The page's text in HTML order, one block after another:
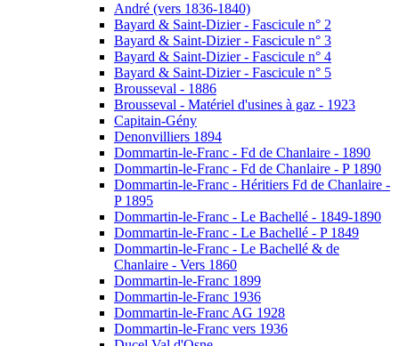
André (vers 1836-1840)
Bayard & Saint-Dizier - Fascicule n° 2
Bayard & Saint-Dizier - Fascicule n° 3
Bayard & Saint-Dizier - Fascicule n° 4
Bayard & Saint-Dizier - Fascicule n° 5
Brousseval - 1886
Brousseval - Matériel d'usines à gaz - 1923
Capitain-Gény
Denonvilliers 1894
Dommartin-le-Franc - Fd de Chanlaire - 1890
Dommartin-le-Franc - Fd de Chanlaire - P 1890
Dommartin-le-Franc - Héritiers Fd de Chanlaire -
P 1895
Dommartin-le-Franc - Le Bachellé - 1849-1890
Dommartin-le-Franc - Le Bachellé - P 1849
Dommartin-le-Franc - Le Bachellé & de
Chanlaire - Vers 1860
Dommartin-le-Franc 1899
Dommartin-le-Franc 1936
Dommartin-le-Franc AG 1928
Dommartin-le-Franc vers 1936